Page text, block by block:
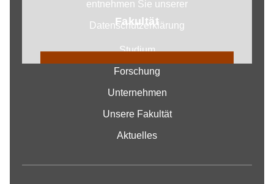
entnehmen Sie unserer
Datenschutzerklärung
COOKIE EINSTELLUNGEN
Fakultät
Studium
Forschung
Unternehmen
Unsere Fakultät
Aktuelles